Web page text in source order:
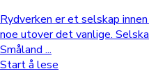
Rydverken er et selskap
noe utover det vanlige.
Småland ...
Start å lese